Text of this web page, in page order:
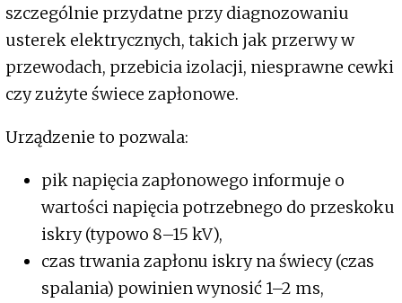
szczególnie przydatne przy diagnozowaniu
usterek elektrycznych, takich jak przerwy w
przewodach, przebicia izolacji, niesprawne cewki
czy zużyte świece zapłonowe.
Urządzenie to pozwala:
pik napięcia zapłonowego informuje o
wartości napięcia potrzebnego do przeskoku
iskry (typowo 8–15 kV),
czas trwania zapłonu iskry na świecy (czas
spalania) powinien wynosić 1–2 ms,